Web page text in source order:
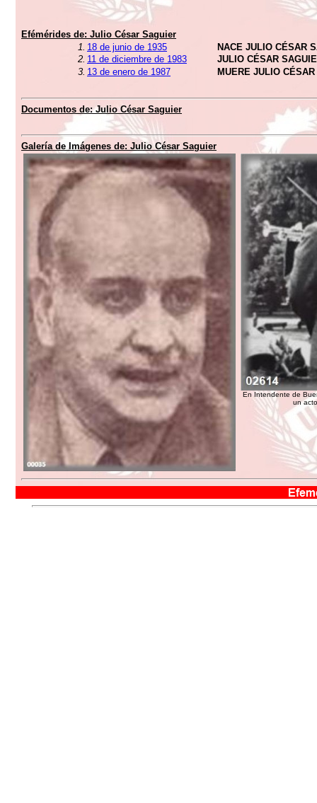
Efémérides de: Julio César Saguier
1. 18 de junio de 1935
NACE JULIO CÉSAR
2. 11 de diciembre de 1983
JULIO CÉSAR
3. 13 de enero de 1987 MUERE JULIO
Documentos de:Julio César Saguier
Galería de Imágenes de: Julio César Saguier
En Intendente de
un